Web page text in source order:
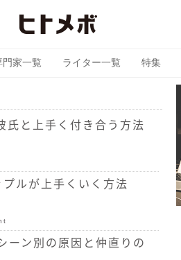
門家一覧 ライター一覧 特集
氏と上手く付き合う方法
ルが上手くいく方法
ン別の原因と仲直りの